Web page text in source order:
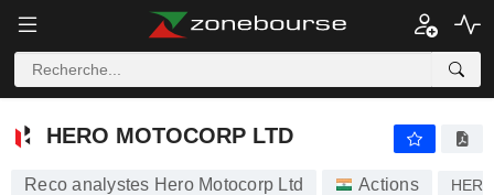
HERO MOTOCORP LTD
HERO MOTOCORP LTD
Reco analystes Hero Motocorp Ltd Actions